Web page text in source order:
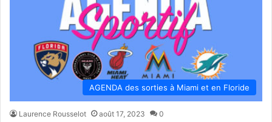
AGENDA des sorties à Miami et en Floride
Laurence Rousselot août 17, 2023 0